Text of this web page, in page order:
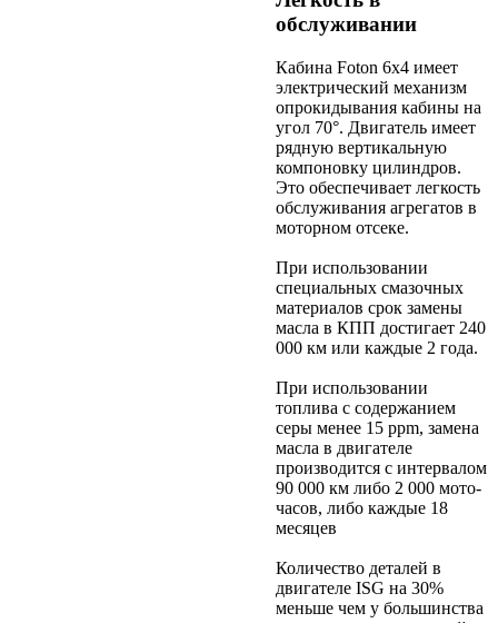
обслуживании
Кабина Foton 6х4 имеет
электрический механизм
опрокидывания кабины на
угол 70°. Двигатель имеет
рядную вертикальную
компоновку цилиндров.
Это обеспечивает легкость
обслуживания агрегатов в
моторном отсеке.
При использовании
специальных смазочных
материалов срок замены
масла в КПП достигает 240
000 км или каждые 2 года.
При использовании
топлива с содержанием
серы менее 15 ppm, замена
масла в двигателе
производится с интервалом
90 000 км либо 2 000 мото-
часов, либо каждые 18
месяцев
Количество деталей в
двигателе ISG на 30%
меньше чем у большинства